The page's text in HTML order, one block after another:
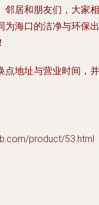
邻居和朋友们，大家相
为海口的洁净与环保出
点地址与营业时间，并
product/53.html